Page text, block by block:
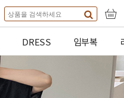
DRESS 임부복